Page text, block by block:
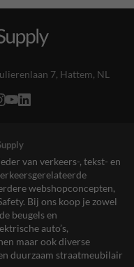
7, Hattem, NL
van verkeers-, tekst- en
webshopconcepten,
Bij ons koop je zowel
beugels en
auto’s,
maar ook diverse
duurzaam straatmeubilair